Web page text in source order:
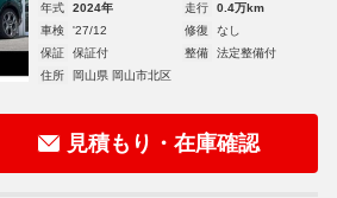
年式 2024年 走行
0.4万km
車検
'27/12 修復
なし
保証
保証付 整備
法定整備付
住所
岡山県 岡山市北区
見積もり・在庫確認